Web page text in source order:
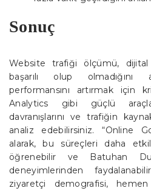
Sonuç
Website trafiği ölçümü, dijital
başarılı olup
performansını artırmak için
Analytics gibi güçlü
davranışlarını ve trafiğin
analiz edebilirsiniz. “Online
alarak, bu süreçleri daha
öğrenebilir ve Batuhan
deneyimlerinden
ziyaretçi demografisi,